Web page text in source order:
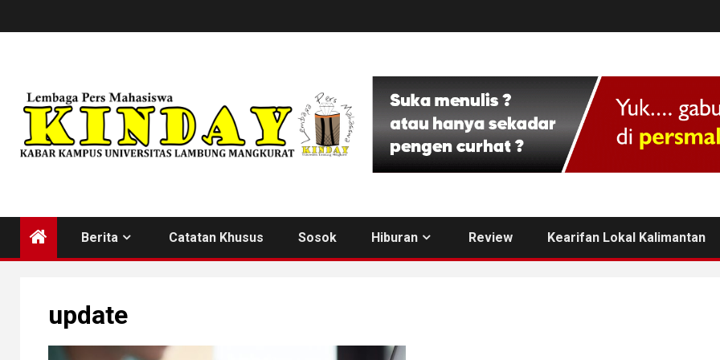
to
Berita Catatan Khusus Sosok Hiburan Review Kearifan Lokal Kalimantan
update